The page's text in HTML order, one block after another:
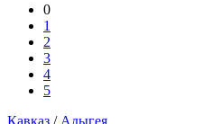
0
1
2
3
4
5
Кавказ / Адыгея